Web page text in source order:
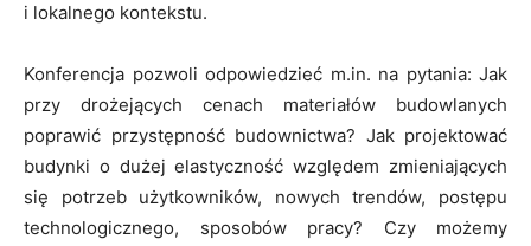
i lokalnego kontekstu.
Konferencja pozwoli odpowiedzieć m.in. na pytania: Jak
przy drożejących cenach materiałów budowlanych
poprawić przystępność budownictwa? Jak projektować
budynki o dużej elastyczność względem zmieniających
się potrzeb użytkowników, nowych trendów, postępu
technologicznego, sposobów pracy? Czy możemy